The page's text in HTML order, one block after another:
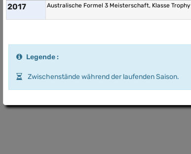
2017 Australische Formel 3 Meisterschaft, Klasse Trophy
Legende :
Zwischenstände während der laufenden Saison.